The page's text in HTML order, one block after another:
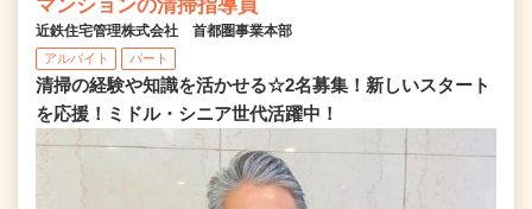
マンションの清掃指導員
近鉄住宅管理株式会社 首都圏事業本部
アルバイト パート
清掃の経験や知識を活かせる☆2名募集！新しいスタート
を応援！ミドル・シニア世代活躍中！